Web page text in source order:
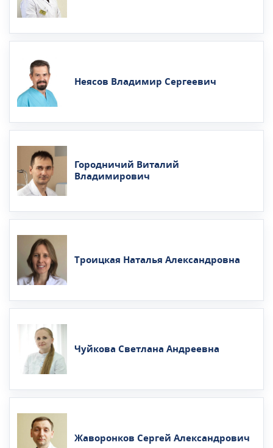
Неясов Владимир Сергеевич
Городничий Виталий
Владимирович
Троицкая Наталья Александровна
Чуйкова Светлана Андреевна
Жаворонков Сергей Александрович